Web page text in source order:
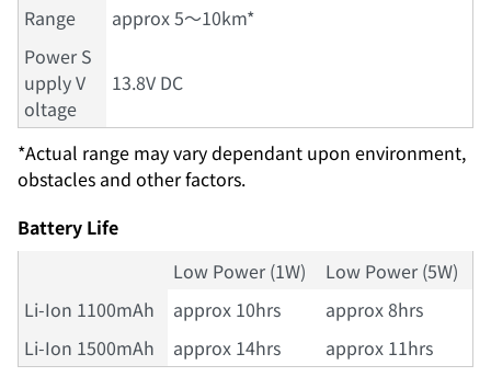
Range
approx 5～10km*
Power S
upply V
oltage
13.8V DC
*Actual range may vary dependant upon environment,
obstacles and other factors.
Battery Life
Low Power (1W)
Low Power (5W)
Li-Ion 1100mAh
approx 10hrs
approx 8hrs
Li-Ion 1500mAh
approx 14hrs approx 11hrs